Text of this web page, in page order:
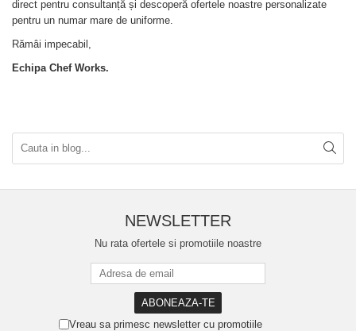
direct pentru consultanță și descoperă ofertele noastre personalizate
pentru un numar mare de uniforme.
Rămâi impecabil,
Echipa Chef Works.
NEWSLETTER
Nu rata ofertele si promotiile noastre
Vreau sa primesc newsletter cu promotiile